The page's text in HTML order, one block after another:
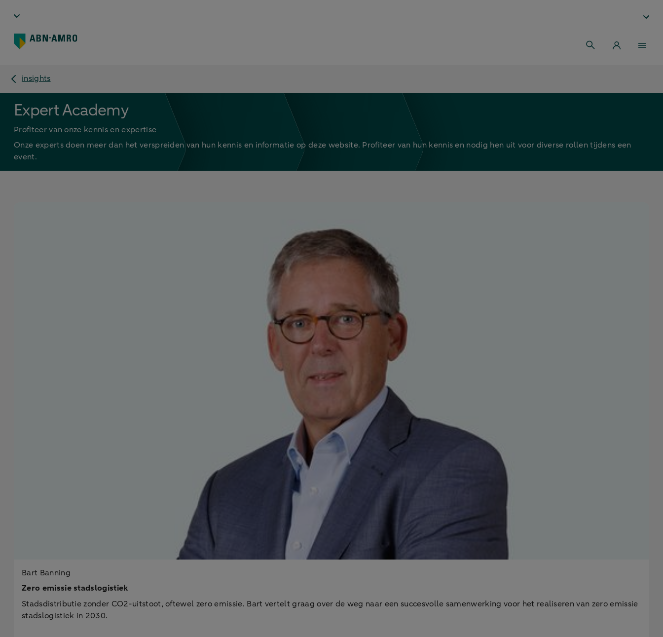
insights
Expert Academy
Profiteer van onze kennis en expertise
Onze experts doen meer dan het verspreiden van hun kennis en informatie op deze website. Profiteer van hun kennis en nodig hen uit voor diverse rollen tijdens een
event.
Bart Banning
Zero emissie stadslogistiek
Stadsdistributie zonder CO2-uitstoot, oftewel zero emissie. Bart vertelt graag over de weg naar een succesvolle samenwerking voor het realiseren van zero emissie
stadslogistiek in 2030.